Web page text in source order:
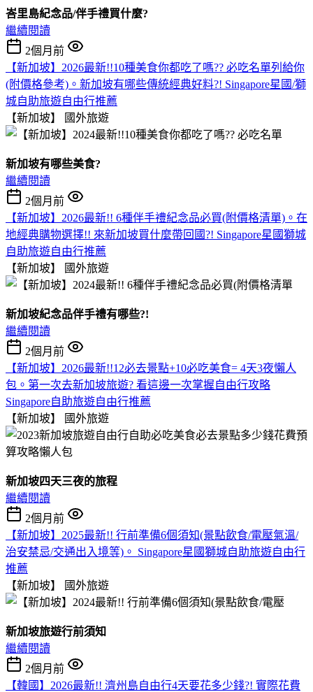
峇里島紀念品/伴手禮買什麼?
繼續閱讀
2個月前
【新加坡】2026最新!!10種美食你都吃了嗎?? 必吃名單列給你
(附價格參考)。新加坡有哪些傳統經典好料?! Singapore星國/獅
城自助旅遊自由行推薦
【新加坡】
國外旅遊
新加坡有哪些美食?
繼續閱讀
2個月前
【新加坡】2026最新!! 6種伴手禮紀念品必買(附價格清單)。在
地經典購物選擇!! 來新加坡買什麼帶回國?! Singapore星國獅城
自助旅遊自由行推薦
【新加坡】
國外旅遊
新加坡紀念品伴手禮有哪些?!
繼續閱讀
2個月前
【新加坡】2026最新!!12必去景點+10必吃美食= 4天3夜懶人
包。第一次去新加坡旅遊? 看這邊一次掌握自由行攻略
Singapore自助旅遊自由行推薦
【新加坡】
國外旅遊
新加坡四天三夜的旅程
繼續閱讀
2個月前
【新加坡】2025最新!! 行前準備6個須知(景點飲食/電壓氣溫/
治安禁忌/交通出入境等)。 Singapore星國獅城自助旅遊自由行
推薦
【新加坡】
國外旅遊
新加坡旅遊行前須知
繼續閱讀
2個月前
【韓國】2026最新!! 濟州島自由行4天要花多少錢?! 實際花費